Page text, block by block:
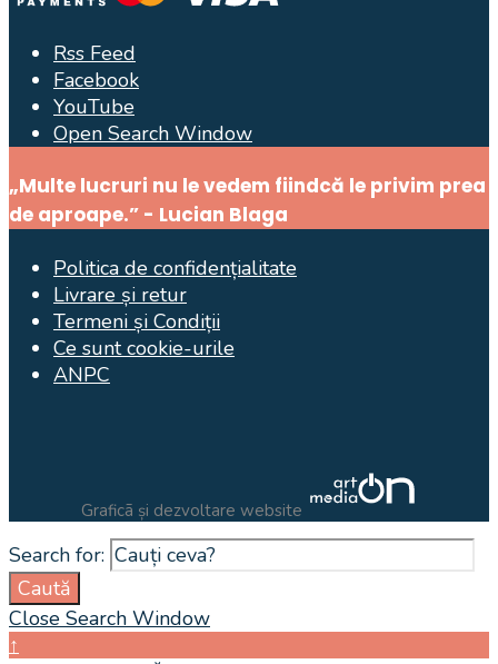
Rss Feed
Facebook
YouTube
Open Search Window
„Multe lucruri nu le vedem fiindcă le privim prea
de aproape.” - Lucian Blaga
Politica de confidențialitate
Livrare și retur
Termeni și Condiții
Ce sunt cookie-urile
ANPC
Graficã și dezvoltare website
Search for:
Caută
Close Search Window
↑